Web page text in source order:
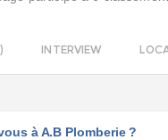
INTERVIEW
à A.B Plomberie ?